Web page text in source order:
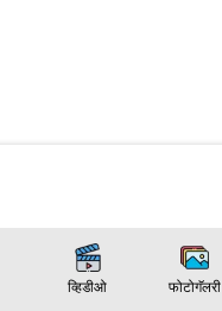
व्हिडीओ फोटोगॅलरी